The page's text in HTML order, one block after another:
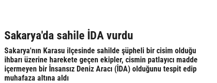
Sakarya'da sahile İDA vurdu
Sakarya'nın Karasu ilçesinde sahilde şüpheli bir cisim olduğu
ihbarı üzerine harekete geçen ekipler, cismin patlayıcı madde
içermeyen bir İnsansız Deniz Aracı (İDA) olduğunu tespit edip
muhafaza altına aldı